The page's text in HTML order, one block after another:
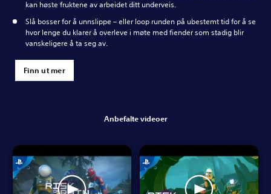
kan høste fruktene av arbeidet ditt underveis.
Slå bosser for å unnslippe – eller loop runden på ubestemt tid for å se
hvor lenge du klarer å overleve i møte med fiender som stadig blir
vanskeligere å ta seg av.
Finn ut mer
Anbefalte videoer